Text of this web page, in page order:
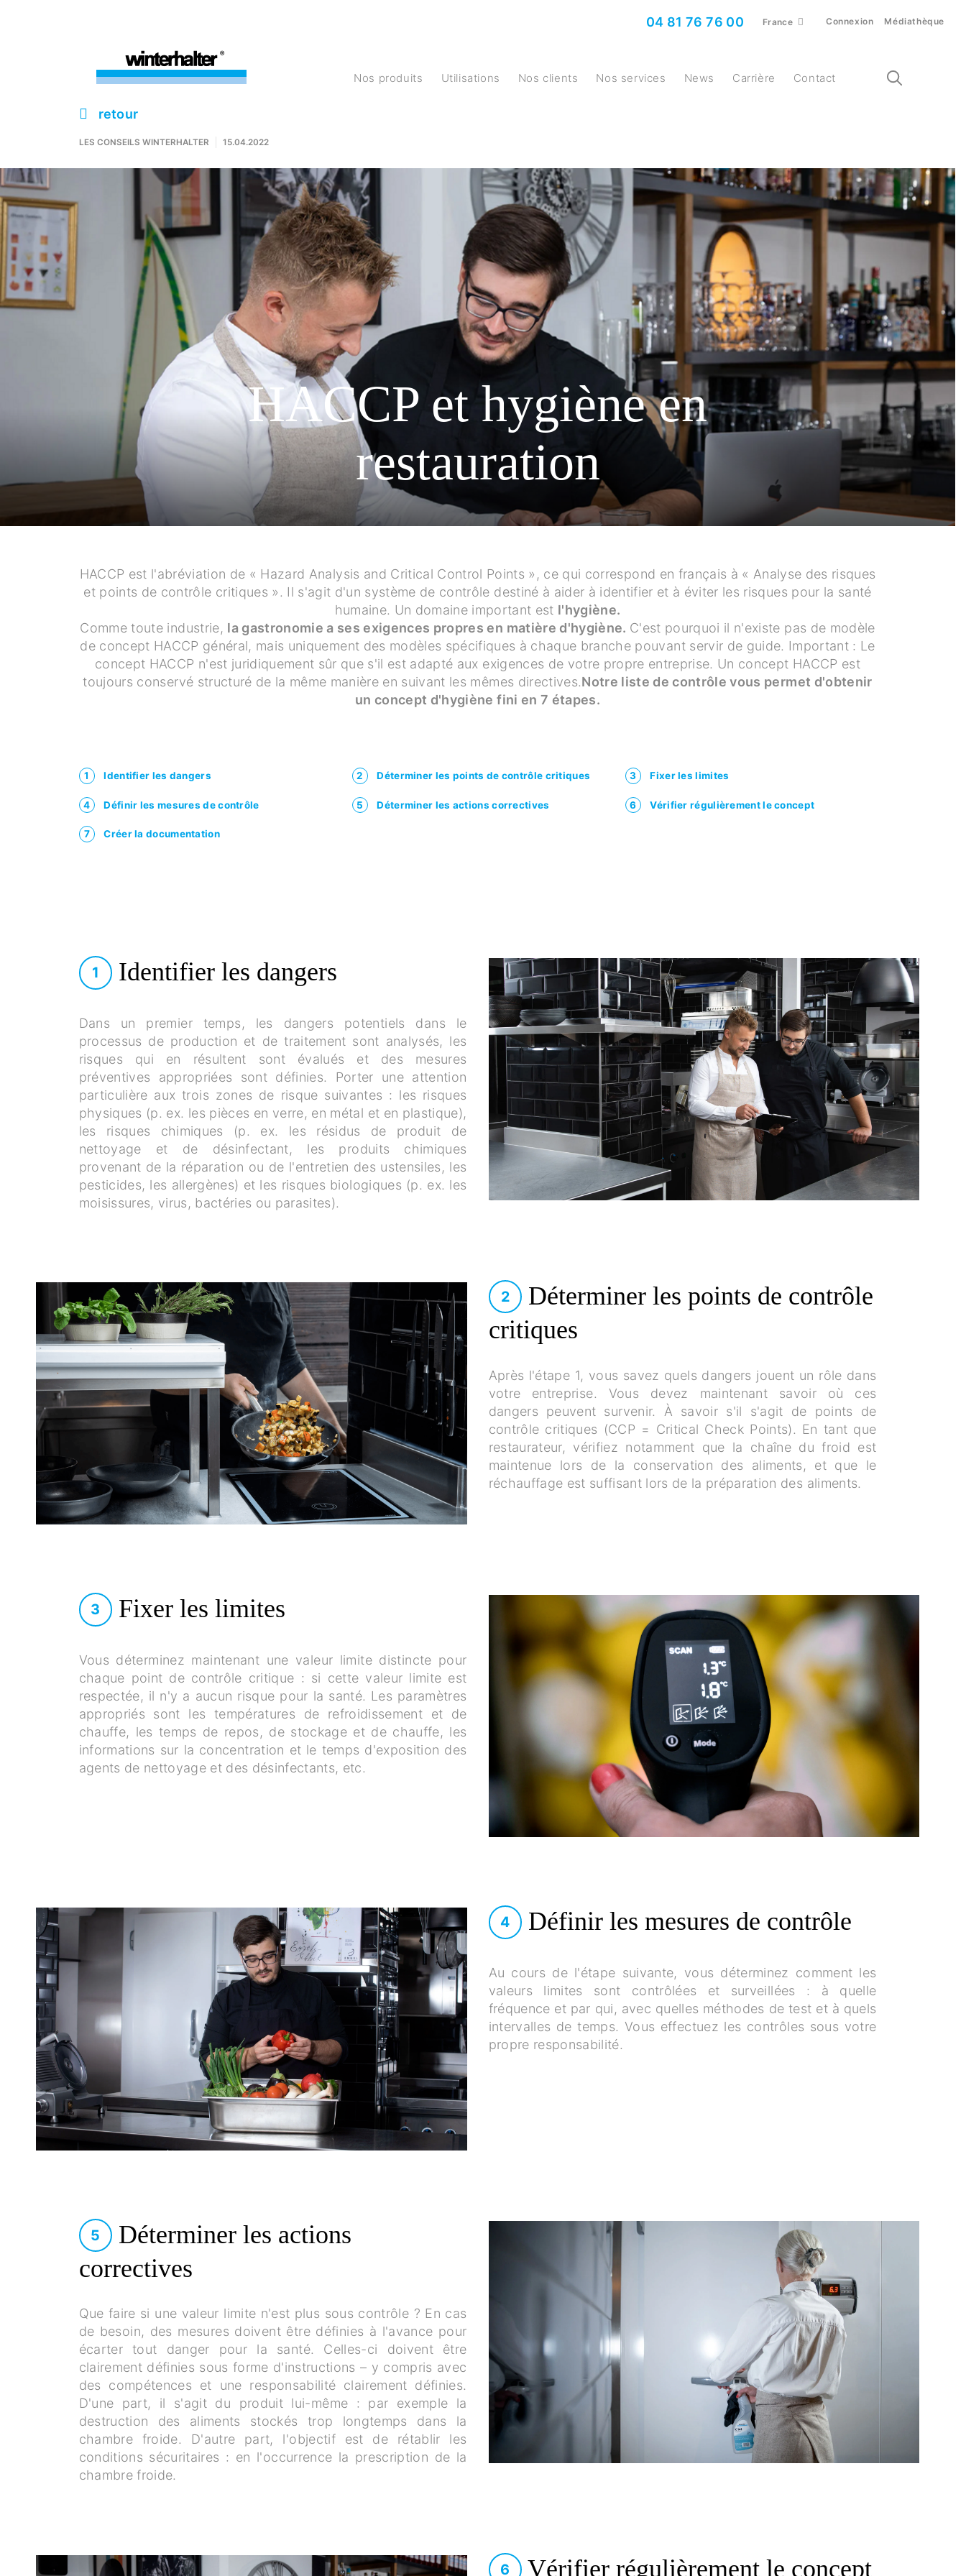
04 81 76 76 00 France Connexion Médiathèque
Nos produits Utilisations Nos clients Nos services News Carrière Contact
retour
LES CONSEILS WINTERHALTER 15.04.2022
HACCP et hygiène en
restauration
HACCP est l'abréviation de « Hazard Analysis and Critical Control Points », ce qui correspond en français à « Analyse des risques
et points de contrôle critiques ». Il s'agit d'un système de contrôle destiné à aider à identifier et à éviter les risques pour la santé
humaine. Un domaine important est l'hygiène.
Comme toute industrie, la gastronomie a ses exigences propres en matière d'hygiène. C'est pourquoi il n'existe pas de modèle
de concept HACCP général, mais uniquement des modèles spécifiques à chaque branche pouvant servir de guide. Important : Le
concept HACCP n'est juridiquement sûr que s'il est adapté aux exigences de votre propre entreprise. Un concept HACCP est
toujours conservé structuré de la même manière en suivant les mêmes directives.Notre liste de contrôle vous permet d'obtenir
un concept d'hygiène fini en 7 étapes.
1 Identifier les dangers 2 Déterminer les points de contrôle critiques 3 Fixer les limites
4 Définir les mesures de contrôle 5 Déterminer les actions correctives 6 Vérifier régulièrement le concept
7 Créer la documentation
1 Identifier les dangers
Dans un premier temps, les dangers potentiels dans le
processus de production et de traitement sont analysés, les
risques qui en résultent sont évalués et des mesures
préventives appropriées sont définies. Porter une attention
particulière aux trois zones de risque suivantes : les risques
physiques (p. ex. les pièces en verre, en métal et en plastique),
les risques chimiques (p. ex. les résidus de produit de
nettoyage et de désinfectant, les produits chimiques
provenant de la réparation ou de l'entretien des ustensiles, les
pesticides, les allergènes) et les risques biologiques (p. ex. les
moisissures, virus, bactéries ou parasites).
2
Déterminer les points de contrôle
critiques
Après l'étape 1, vous savez quels dangers jouent un rôle dans
votre entreprise. Vous devez maintenant savoir où ces
dangers peuvent survenir. À savoir s'il s'agit de points de
contrôle critiques (CCP = Critical Check Points). En tant que
restaurateur, vérifiez notamment que la chaîne du froid est
maintenue lors de la conservation des aliments, et que le
réchauffage est suffisant lors de la préparation des aliments.
3 Fixer les limites
Vous déterminez maintenant une valeur limite distincte pour
chaque point de contrôle critique : si cette valeur limite est
respectée, il n'y a aucun risque pour la santé. Les paramètres
appropriés sont les températures de refroidissement et de
chauffe, les temps de repos, de stockage et de chauffe, les
informations sur la concentration et le temps d'exposition des
agents de nettoyage et des désinfectants, etc.
4 Définir les mesures de contrôle
Au cours de l'étape suivante, vous déterminez comment les
valeurs limites sont contrôlées et surveillées : à quelle
fréquence et par qui, avec quelles méthodes de test et à quels
intervalles de temps. Vous effectuez les contrôles sous votre
propre responsabilité.
5
Déterminer les actions
correctives
Que faire si une valeur limite n'est plus sous contrôle ? En cas
de besoin, des mesures doivent être définies à l'avance pour
écarter tout danger pour la santé. Celles-ci doivent être
clairement définies sous forme d'instructions – y compris avec
des compétences et une responsabilité clairement définies.
D'une part, il s'agit du produit lui-même : par exemple la
destruction des aliments stockés trop longtemps dans la
chambre froide. D'autre part, l'objectif est de rétablir les
conditions sécuritaires : en l'occurrence la prescription de la
chambre froide.
6 Vérifier régulièrement le concept